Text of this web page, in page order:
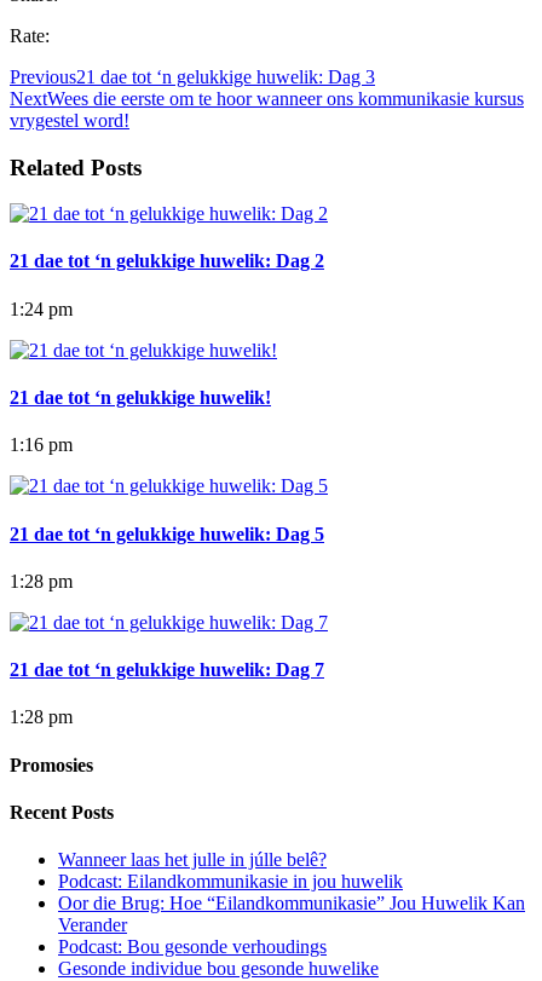
Rate:
Previous21 dae tot ‘n gelukkige huwelik: Dag 3
NextWees die eerste om te hoor wanneer ons kommunikasie kursus
vrygestel word!
Related Posts
21 dae tot ‘n gelukkige huwelik: Dag 2
1:24 pm
21 dae tot ‘n gelukkige huwelik!
1:16 pm
21 dae tot ‘n gelukkige huwelik: Dag 5
1:28 pm
21 dae tot ‘n gelukkige huwelik: Dag 7
1:28 pm
Promosies
Recent Posts
Wanneer laas het julle in júlle belê?
Podcast: Eilandkommunikasie in jou huwelik
Oor die Brug: Hoe “Eilandkommunikasie” Jou Huwelik Kan
Verander
Podcast: Bou gesonde verhoudings
Gesonde individue bou gesonde huwelike